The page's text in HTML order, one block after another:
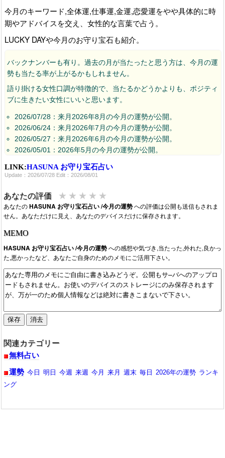
今月のキーワード,全体運,仕事運,金運,恋愛運をやや具体的に時
期やアドバイスを交え、女性的な言葉で占う。
LUCKY DAYや今月のお守り宝石も紹介。
バックナンバーも有り。過去の月が当たったと思う方は、今月の運
勢も当たる率が上がるかもしれません。
語り掛ける女性口調が特徴的で、当たるかどうかよりも、ポジティ
ブに生きたい女性にいいと思います。
2026/07/28：来月2026年8月の今月の運勢が公開。
2026/06/24：来月2026年7月の今月の運勢が公開。
2026/05/27：来月2026年6月の今月の運勢が公開。
2026/05/01：2026年5月の今月の運勢が公開。
2026/03/30：来月2026年4月今月の運勢が公開。
2026/02/28：来月2026年3月今月の運勢が公開。
2026/01/20：
お守り宝石占い 2026年上半期の運勢
2025/12/24：来年2026年1月今月の運勢が公開。
2025/11/29：来月2025年12月今月の運勢が公開。
2025/09/30：来月2025年10月今月の運勢が公開。
2025/08/28：来月2025年9月今月の運勢が公開。
2025/07/31：来月2025年8月今月の運勢が公開。
2025/06/28：来月2025年7月今月の運勢が公開。
2025/06/06：2025年6月今月の運勢が公開中です。
LINK:HASUNA お守り宝石占い
Update：2026/07/28 Edit：2026/08/01
あなたの評価 ★ ★ ★ ★ ★
あなたのHASUNA お守り宝石占い /今月の運勢への評価は公開も送信もされま
せん。あなただけに見え、あなたのデバイスだけに保存されます。
MEMO
HASUNA お守り宝石占い /今月の運勢への感想や気づき,当たった,外れた,良かっ
た,悪かったなど、あなたご自身のためのメモにご活用下さい。
関連カテゴリー
無料占い
運勢 今日 明日 今週 来週 今月 来月 週末 毎日 2026年の運勢 ランキ
ング